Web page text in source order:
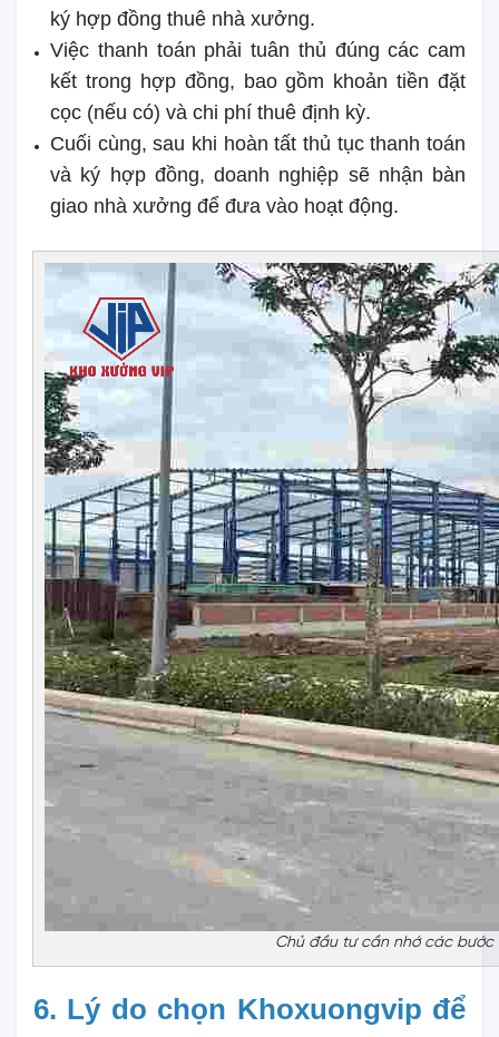
ký hợp đồng thuê nhà xưởng.
Việc thanh toán phải tuân thủ đúng các cam
kết trong hợp đồng, bao gồm khoản tiền đặt
cọc (nếu có) và chi phí thuê định kỳ.
Cuối cùng, sau khi hoàn tất thủ tục thanh toán
và ký hợp đồng, doanh nghiệp sẽ nhận bàn
giao nhà xưởng để đưa vào hoạt động.
Chủ đầu tư cần nhớ các bước
6. Lý do chọn Khoxuongvip để